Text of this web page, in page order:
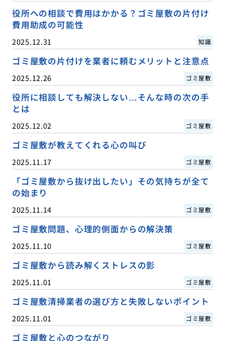
役所への相談で費用はかかる？ゴミ屋敷の片付け
費用助成の可能性
2025.12.31 知識
ゴミ屋敷の片付けを業者に頼むメリットと注意点
2025.12.26 ゴミ屋敷
役所に相談しても解決しない…そんな時の次の手
とは
2025.12.02 ゴミ屋敷
ゴミ屋敷が教えてくれる心の叫び
2025.11.17 ゴミ屋敷
「ゴミ屋敷から抜け出したい」その気持ちが全て
の始まり
2025.11.14 ゴミ屋敷
ゴミ屋敷問題、心理的側面からの解決策
2025.11.10 ゴミ屋敷
ゴミ屋敷から読み解くストレスの影
2025.11.01 ゴミ屋敷
ゴミ屋敷清掃業者の選び方と失敗しないポイント
2025.11.01 ゴミ屋敷
ゴミ屋敷と心のつながり